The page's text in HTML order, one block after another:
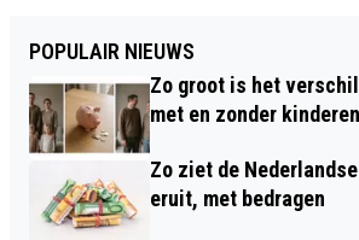
POPULAIR NIEUWS
Zo groot is het
met en zonder kinderen
Zo ziet de
eruit, met bedragen